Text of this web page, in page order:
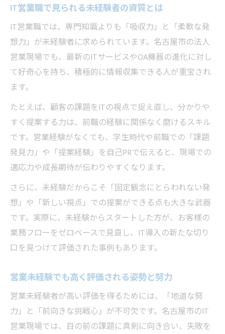
IT営業職で見られる未経験者の資質とは
IT営業職では、専門知識よりも「吸収力」と「柔軟な発
想力」が未経験者に求められています。名古屋市の法人
営業現場でも、最新のITサービスやOA機器の進化に対し
て好奇心を持ち、積極的に情報収集できる人が重宝され
ます。
たとえば、顧客の課題をITの視点で捉え直し、分かりや
すく提案する力は、前職の経験に関係なく磨けるスキル
です。営業経験がなくても、学生時代や前職での「課題
発見力」や「提案経験」を自己PRで伝えると、現場での
適応力や成長期待が伝わりやすくなります。
さらに、未経験だからこそ「固定観念にとらわれない発
想」や「新しい視点」での提案ができる点も大きな武器
です。実際に、未経験からスタートした方が、お客様の
業務フローをゼロベースで見直し、IT導入の新たな切り
口を見つけて評価された事例もあります。
営業未経験でも高く評価される姿勢と努力
営業未経験者が高い評価を得るためには、「地道な努
力」と「前向きな挑戦心」が不可欠です。名古屋市のIT
営業現場では、目の前の課題に真剣に向き合い、失敗を